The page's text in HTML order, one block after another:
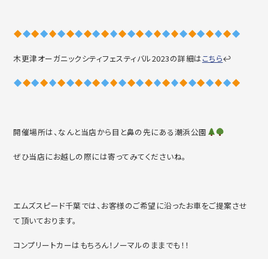
木更津オーガニックシティフェスティバル2023の詳細はこちら↩
開催場所は、なんと当店から目と鼻の先にある潮浜公園
ぜひ当店にお越しの際には寄ってみてくださいね。
エムズスピード千葉では、お客様のご希望に沿ったお車をご提案させ
て頂いております。
コンプリートカーはもちろん！ノーマルのままでも！！